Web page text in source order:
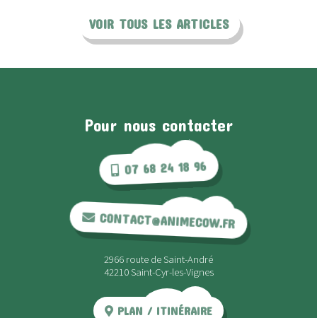
VOIR TOUS LES ARTICLES
Pour nous contacter
07 68 24 18 96
CONTACT@ANIMECOW.FR
2966 route de Saint-André
42210 Saint-Cyr-les-Vignes
PLAN / ITINÉRAIRE